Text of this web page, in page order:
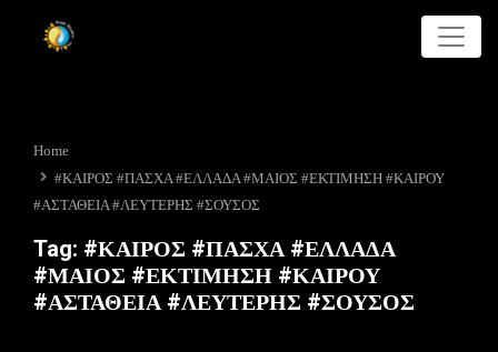
Home
#ΚΑΙΡΟΣ #ΠΑΣΧΑ #ΕΛΛΑΔΑ #ΜΑΙΟΣ #ΕΚΤΙΜΗΣΗ #ΚΑΙΡΟΥ
#ΑΣΤΑΘΕΙΑ #ΛΕΥΤΕΡΗΣ #ΣΟΥΣΟΣ
Tag: #ΚΑΙΡΟΣ #ΠΑΣΧΑ #ΕΛΛΑΔΑ
#ΜΑΙΟΣ #ΕΚΤΙΜΗΣΗ #ΚΑΙΡΟΥ
#ΑΣΤΑΘΕΙΑ #ΛΕΥΤΕΡΗΣ #ΣΟΥΣΟΣ